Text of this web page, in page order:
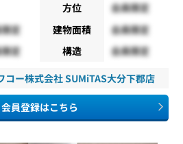
方位
会員限定
定 建物面積
会員限定
定 構造 会員限定
コー株式会社 SUMiTAS大分下郡店
会員登録はこちら